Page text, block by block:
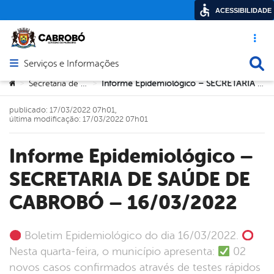
Acesso
Abrir menu principal de navegação
Serviços e Informações
Você está aqui:
> Secretaria de Saúde > Informe Epidemiológico – SECRETARIA DE SAÚDE DE CABROBÓ – 16/03/2022
Informe Epidemiológico –
SECRETARIA DE SAÚDE DE
CABROBÓ – 16/03/2022
Boletim Epidemiológico do dia 16/03/2022.
Nesta quarta-feira, o município apresenta:
02
novos casos confirmados através de testes rápidos
publicado: 17/03/2022 07h01,
última modificação: 17/03/2022 07h01
ACESSIBILIDADE